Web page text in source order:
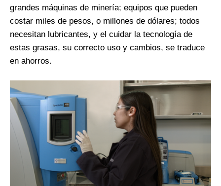
grandes máquinas de minería; equipos que pueden
costar miles de pesos, o millones de dólares; todos
necesitan lubricantes, y el cuidar la tecnología de
estas grasas, su correcto uso y cambios, se traduce
en ahorros.